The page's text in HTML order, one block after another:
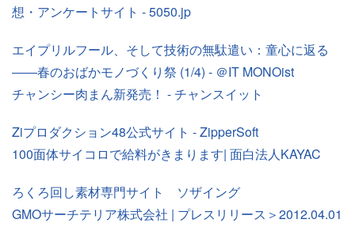
想・アンケートサイト - 5050.jp
エイプリルフール、そして技術の無駄遣い：童心に返る
――春のおばかモノづくり祭 (1/4) - ＠IT MONOist
チャンシー肉まん新発売！ - チャンスイット
Ziプロダクション48公式サイト - ZipperSoft
100面体サイコロで給料がきまります| 面白法人KAYAC
ろくろ回し素材専門サイト ソザイング
GMOサーチテリア株式会社 | プレスリリース＞2012.04.01